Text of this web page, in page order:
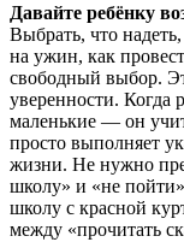
Давайте ребёнку
Выбрать, что
на ужин, как
свободный выбор.
уверенности.
маленькие — он
просто выполняет
жизни. Не нужно
школу» и «не
школу с красной
между «прочитать